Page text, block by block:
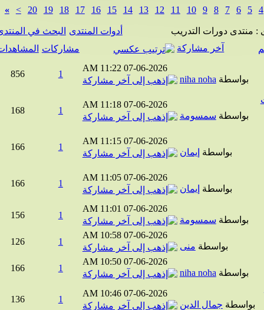
5
6
7
8
9
10
11
12
13
14
15
16
17
18
19
20
>
»
دورات التدريب أدوات المنتدى البحث في المنتدى
آخر مشاركة
مشاركات المشاهدات
07-06-2026
11:22 AM
بواسطةniha noha
856
07-06-2026
11:18 AM
بواسطةسمسومة
168
07-06-2026
11:15 AM
بواسطةإيمان
166
07-06-2026
11:05 AM
بواسطةإيمان
166
07-06-2026
11:01 AM
بواسطةسمسومة
156
07-06-2026
10:58 AM
بواسطةمنى
126
07-06-2026
10:50 AM
بواسطةniha noha
166
07-06-2026
10:46 AM
جمال الدين
136